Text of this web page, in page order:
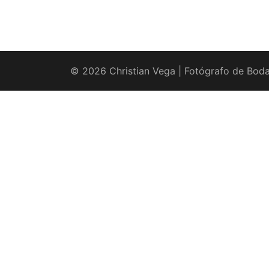
© 2026 Christian Vega | Fotógrafo de